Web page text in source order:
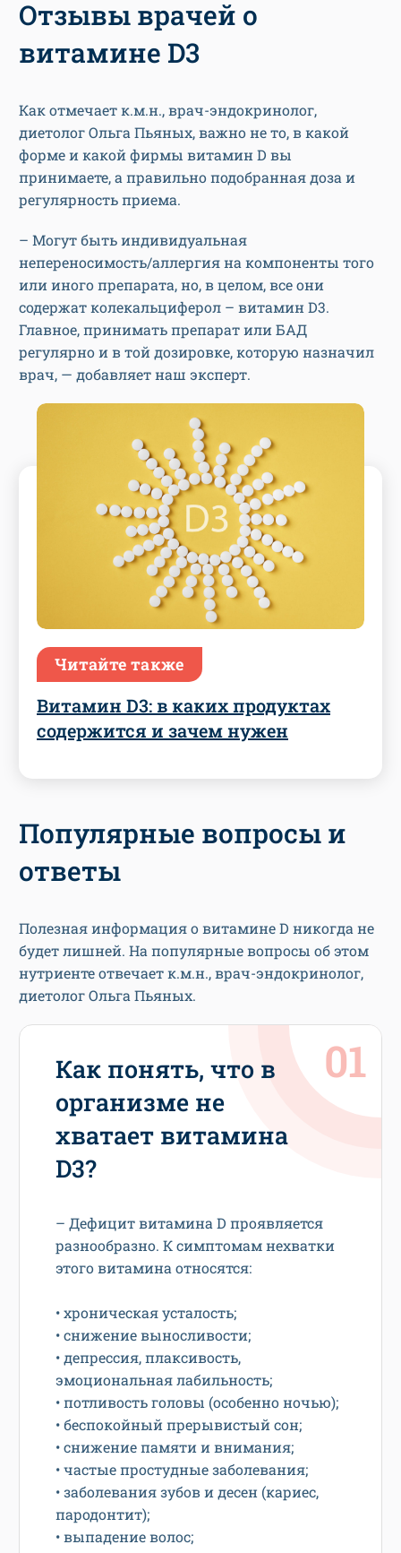
Отзывы врачей о
витамине D3
Как отмечает к.м.н., врач-эндокринолог,
диетолог Ольга Пьяных, важно не то, в какой
форме и какой фирмы витамин D вы
принимаете, а правильно подобранная доза и
регулярность приема.
– Могут быть индивидуальная
непереносимость/аллергия на компоненты того
или иного препарата, но, в целом, все они
содержат колекальциферол – витамин D3.
Главное, принимать препарат или БАД
регулярно и в той дозировке, которую назначил
врач, — добавляет наш эксперт.
Читайте также
Витамин D3: в каких продуктах
содержится и зачем нужен
Популярные вопросы и
ответы
Полезная информация о витамине D никогда не
будет лишней. На популярные вопросы об этом
нутриенте отвечает к.м.н., врач-эндокринолог,
диетолог Ольга Пьяных.
Как понять, что в
организме не
хватает витамина
D3?
– Дефицит витамина D проявляется
разнообразно. К симптомам нехватки
этого витамина относятся:
• хроническая усталость;
• снижение выносливости;
• депрессия, плаксивость,
эмоциональная лабильность;
• потливость головы (особенно ночью);
• беспокойный прерывистый сон;
• снижение памяти и внимания;
• частые простудные заболевания;
• заболевания зубов и десен (кариес,
пародонтит);
• выпадение волос;